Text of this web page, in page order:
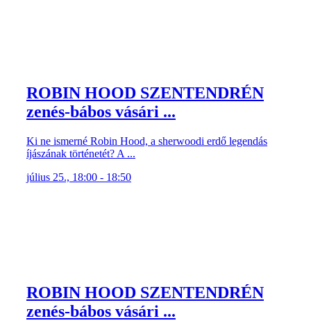
ROBIN HOOD SZENTENDRÉN
zenés-bábos vásári ...
Ki ne ismerné Robin Hood, a sherwoodi erdő legendás
íjászának történetét? A ...
július 25., 18:00 - 18:50
ROBIN HOOD SZENTENDRÉN
zenés-bábos vásári ...